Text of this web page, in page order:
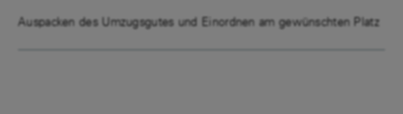
Auspacken des Umzugsgutes und Einordnen am gewünschten Platz